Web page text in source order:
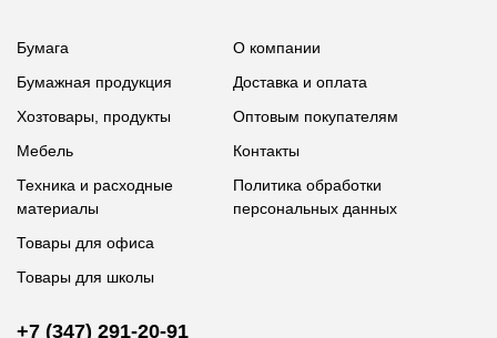
Бумага
Бумажная продукция
Хозтовары, продукты
Мебель
Техника и расходные
материалы
Товары для офиса
Товары для школы
О компании
Доставка и оплата
Оптовым покупателям
Контакты
Политика обработки
персональных данных
+7 (347) 291-20-91